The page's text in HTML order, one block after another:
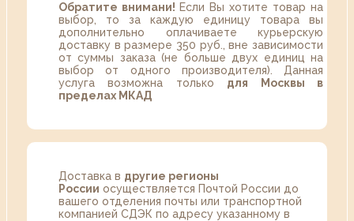
Обратите внимани! Если Вы хотите товар на
выбор, то за каждую единицу товара вы
дополнительно оплачиваете курьерскую
доставку в размере 350 руб., вне зависимости
от суммы заказа (не больше двух единиц на
выбор от одного производителя). Данная
услуга возможна только для Москвы в
пределах МКАД
Доставка в другие регионы
России осуществляется Почтой России до
вашего отделения почты или транспортной
компанией СДЭК по адресу указанному в